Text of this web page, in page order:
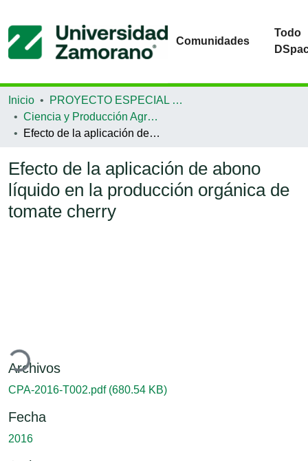
Comunidades
Todo
Inicio
PROYECTO ESPECIAL DE GRADUACIÓN
Ciencia y Producción Agropecuaria
Efecto de la aplicación de abono líquido en la producción orgánica de tomate cherry
Efecto de la aplicación de abono
líquido en la producción orgánica de
tomate cherry
Archivos
CPA-2016-T002.pdf (680.54 KB)
Fecha
2016